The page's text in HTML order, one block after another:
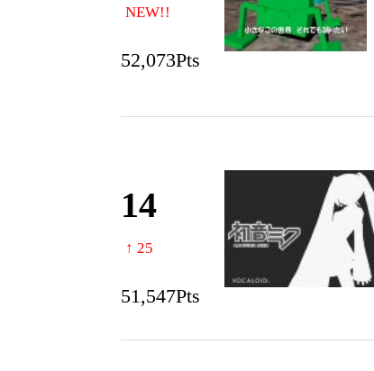
NEW!!
52,073Pts
14
↑ 25
51,547Pts